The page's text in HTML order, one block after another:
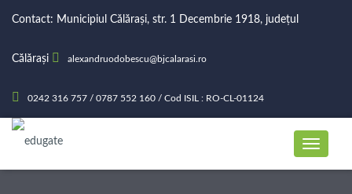
Contact: Municipiul Călărași, str. 1 Decembrie 1918, județul
Călărași alexandruodobescu@bjcalarasi.ro
0242 316 757 / 0787 552 160 / Cod ISIL : RO-CL-01124